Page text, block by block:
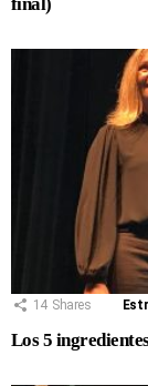
14 Shares
Los 5